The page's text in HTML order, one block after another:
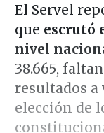
El Servel
que escrutó
nivel
38.665,
resultados
elección de